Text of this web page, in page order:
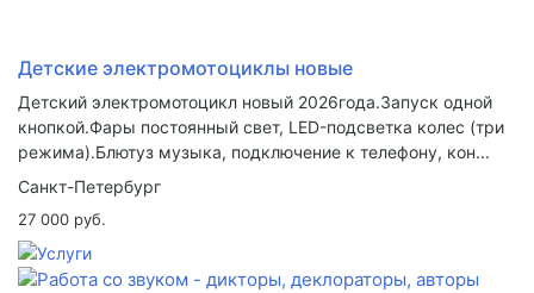
Детские электромотоциклы новые
Детский электромотоцикл новый 2026года.Запуск одной
кнопкой.Фары постоянный свет, LED-подсветка колес (три
режима).Блютуз музыка, подключение к телефону, кон...
Санкт-Петербург
27 000 руб.